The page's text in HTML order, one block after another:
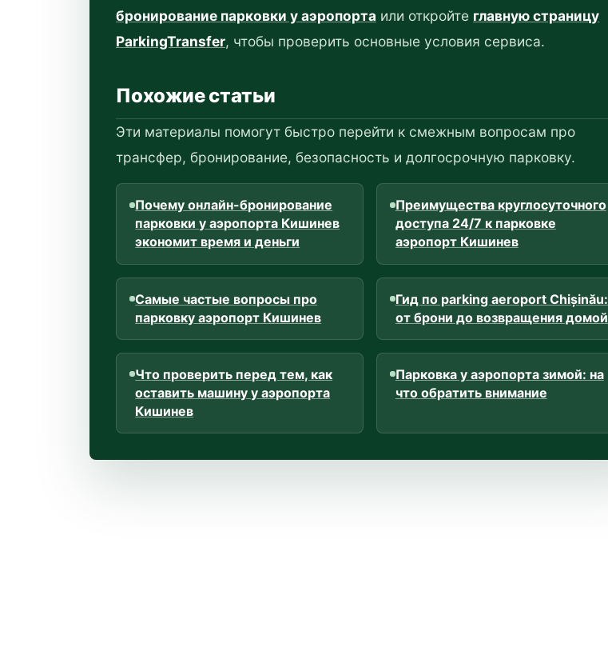
бронирование парковки у аэропорта или откройте главную страницу
ParkingTransfer, чтобы проверить основные условия сервиса.
Похожие статьи
Эти материалы помогут быстро перейти к смежным вопросам про
трансфер, бронирование, безопасность и долгосрочную парковку.
Почему онлайн-бронирование
парковки у аэропорта Кишинев
экономит время и деньги
Преимущества круглосуточного
доступа 24/7 к парковке
аэропорт Кишинев
Самые частые вопросы про
парковку аэропорт Кишинев
Гид по parking aeroport Chișinău:
от брони до возвращения домой
Что проверить перед тем, как
оставить машину у аэропорта
Кишинев
Парковка у аэропорта зимой: на
что обратить внимание